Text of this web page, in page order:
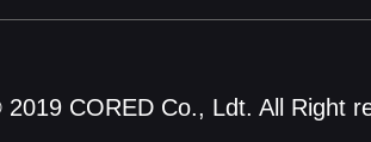
2019 CORED Co., Ldt. All Right